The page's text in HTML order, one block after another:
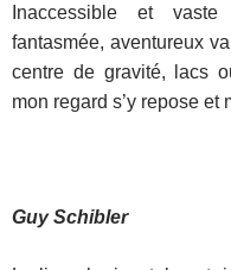
Inaccessible et
fantasmée, aventureux
centre de gravité, lacs
mon regard s’y repose
Guy Schibler